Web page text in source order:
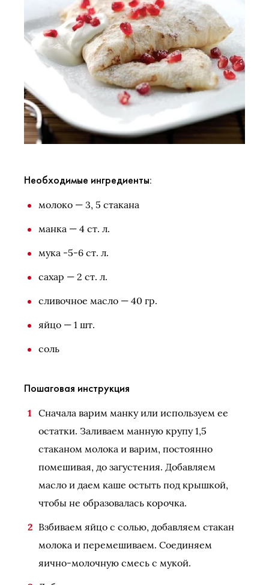
Необходимые ингредиенты:
молоко — 3, 5 стакана
манка — 4 ст. л.
мука -5-6 ст. л.
сахар — 2 ст. л.
сливочное масло — 40 гр.
яйцо — 1 шт.
соль
Пошаговая инструкция
Сначала варим манку или используем ее
остатки. Заливаем манную крупу 1,5
стаканом молока и варим, постоянно
помешивая, до загустения. Добавляем
масло и даем каше остыть под крышкой,
чтобы не образовалась корочка.
Взбиваем яйцо с солью, добавляем стакан
молока и перемешиваем. Соединяем
яично-молочную смесь с мукой.